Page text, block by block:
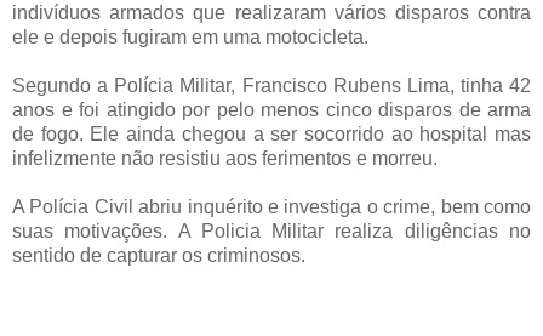
indivíduos armados que realizaram vários disparos contra
ele e depois fugiram em uma motocicleta.
Segundo a Polícia Militar, Francisco Rubens Lima, tinha 42
anos e foi atingido por pelo menos cinco disparos de arma
de fogo. Ele ainda chegou a ser socorrido ao hospital mas
infelizmente não resistiu aos ferimentos e morreu.
A Polícia Civil abriu inquérito e investiga o crime, bem como
suas motivações. A Policia Militar realiza diligências no
sentido de capturar os criminosos.